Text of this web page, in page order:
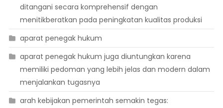
ditangani secara komprehensif dengan
menitikberatkan pada peningkatan kualitas produksi
aparat penegak hukum
aparat penegak hukum juga diuntungkan karena
memiliki pedoman yang lebih jelas dan modern dalam
menjalankan tugasnya
arah kebijakan pemerintah semakin tegas: